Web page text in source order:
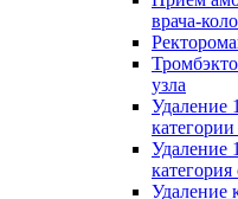
врача-
узла
Удаление
Удаление
Удаление